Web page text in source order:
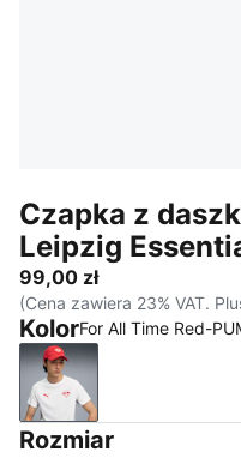
Czapka z
Leipzig
99,00 zł
(Cena zawiera 23% VAT.
KolorFor All Time Red-
For All Time Red-
Rozmiar